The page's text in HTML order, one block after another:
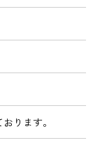
ります。